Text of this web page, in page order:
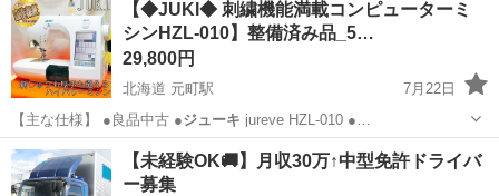
作確認だけしただけのものです 現物確認していただいた上で取引をお
願いします 確認してい...
【◆JUKI◆ 刺繍機能満載コンピューターミ
シンHZL-010】整備済み品_5…
29,800円
北海道 元町駅
7月22日
【主な仕様】 ●良品中古 ●ジューキ jureve HZL-010 ●…
北海道 札幌市 元町駅 生活家電 HZL
【未経験OK🚚】月収30万↑中型免許ドライバ
ー募集